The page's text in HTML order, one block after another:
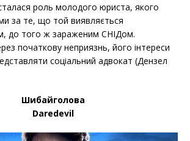
роль молодого юриста, якого
за те, що той виявляється
до того ж зараженим СНІДом.
початкову неприязнь, його інтереси
соціальний адвокат (Дензел
Шибайголова
Daredevil